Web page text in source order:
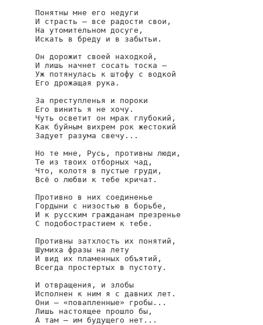
Понятны мне его недуги
И страсть — все радости свои,
На утомительном досуге,
Искать в бреду и в забытьи.
Он дорожит своей находкой,
И лишь начнет сосать тоска —
Уж потянулась к штофу с водкой
Его дрожащая рука.
За преступленья и пороки
Его винить я не хочу.
Чуть осветит он мрак глубокий,
Как буйным вихрем рок жестокий
Задует разума свечу...
Но те мне, Русь, противны люди,
Те из твоих отборных чад,
Что, колотя в пустые груди,
Всё о любви к тебе кричат.
Противно в них соединенье
Гордыни с низостью в борьбе,
И к русским гражданам презренье
С подобострастием к тебе.
Противны затхлость их понятий,
Шумиха фразы на лету
И вид их пламенных объятий,
Всегда простертых в пустоту.
И отвращения, и злобы
Исполнен к ним я с давних лет.
Они — «повапленные» гробы...
Лишь настоящее прошло бы,
А там — им будущего нет...